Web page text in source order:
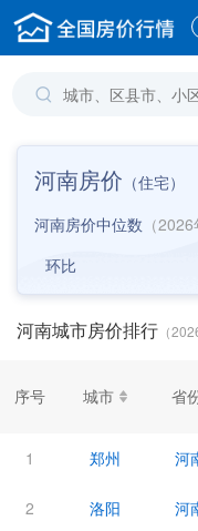
河南房价 （住宅）
河南房价中位数 （
环比
河南城市房价排行 （
序号 城市 省
1 郑州 河
2 洛阳 河